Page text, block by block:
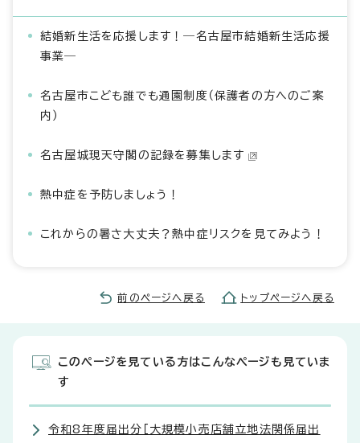
結婚新生活を応援します！―名古屋市結婚新生活応援
事業―
名古屋市こども誰でも通園制度（保護者の方へのご案
内）
名古屋城現天守閣の記録を募集します
熱中症を予防しましょう！
これからの暑さ大丈夫？熱中症リスクを見てみよう！
前のページへ戻る トップページへ戻る
このページを見ている方はこんなページも見ていま
す
令和8年度届出分［大規模小売店舗立地法関係届出